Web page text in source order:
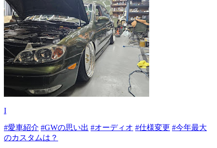
I
#愛車紹介 #GWの思い出 #オーディオ #仕様変更 #今年最大
のカスタムは？